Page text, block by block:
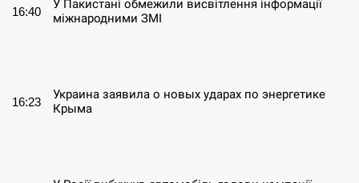
16:40
У Пакистані обмежили висвітлення інформації
міжнародними ЗМІ
16:23
Украина заявила о новых ударах по энергетике
Крыма